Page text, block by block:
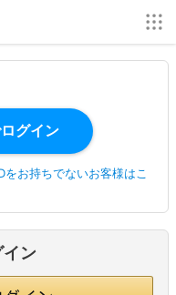
お持ちでないお客様はこ
イン